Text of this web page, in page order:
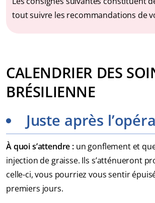
tout suivre les recommandations de
CALENDRIER DES
BRÉSILIENNE
Juste après
À quoi s’attendre : un gonflement et
injection de graisse. Ils s’atténueront
celle-ci, vous pourriez vous sentir
premiers jours.